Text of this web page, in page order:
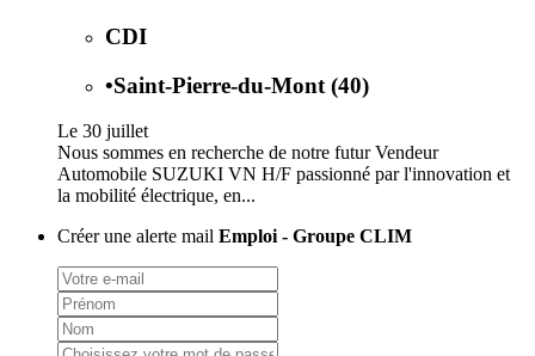
CDI
•Saint-Pierre-du-Mont (40)
Le 30 juillet
Nous sommes en recherche de notre futur Vendeur
Automobile SUZUKI VN H/F passionné par l'innovation et
la mobilité électrique, en...
Créer une alerte mail Emploi - Groupe CLIM